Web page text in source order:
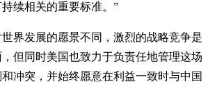
续相关的重要标准。”
界发展的愿景不同，激烈的战略竞争是
但同时美国也致力于负责任地管理这场
冲突，并始终愿意在利益一致时与中国